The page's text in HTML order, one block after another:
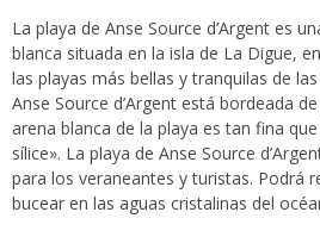
La playa de Anse Source d’Argent es
blanca situada en la isla de La Digue,
las playas más bellas y tranquilas de
Anse Source d’Argent está bordeada
arena blanca de la playa es tan fina
sílice». La playa de Anse Source
para los veraneantes y turistas. Podrá
bucear en las aguas cristalinas del